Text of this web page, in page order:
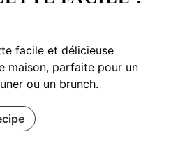
facile et délicieuse
maison, parfaite pour un
ou un brunch.